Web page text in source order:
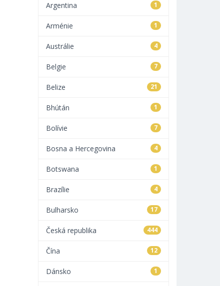
1
Argentina
1
Arménie
4
Austrálie
7
Belgie
21
Belize
1
Bhútán
7
Bolívie
4
Bosna a Hercegovina
1
Botswana
4
Brazílie
17
Bulharsko
444
Česká republika
12
Čína
1
Dánsko